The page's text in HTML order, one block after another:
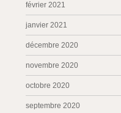
février 2021
janvier 2021
décembre 2020
novembre 2020
octobre 2020
septembre 2020